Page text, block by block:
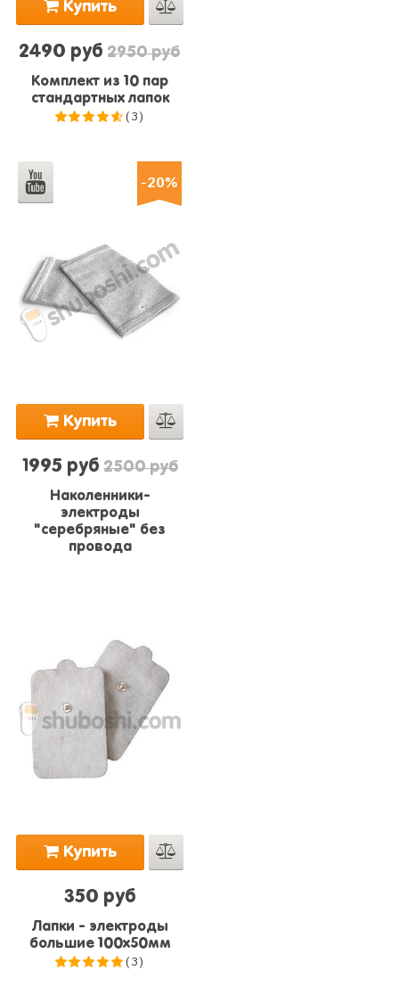
Купить
2490 руб 2950 руб
Комплект из 10 пар
стандартных лапок
(3)
-20%
Купить
1995 руб2500 руб
Наколенники-
электроды
"серебряные" без
провода
Купить
350 руб
Лапки - электроды
большие 100x50мм
(3)